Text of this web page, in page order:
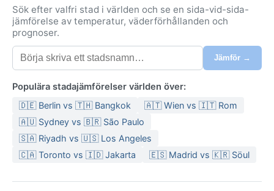
Sök efter valfri stad i världen och se en sida-vid-sida-
jämförelse av temperatur, väderförhållanden och
prognoser.
Jämför →
Populära stadajämförelser världen över:
🇩🇪 Berlin vs 🇹🇭 Bangkok
🇦🇹 Wien vs 🇮🇹 Rom
🇦🇺 Sydney vs 🇧🇷 São Paulo
🇸🇦 Riyadh vs 🇺🇸 Los Angeles
🇨🇦 Toronto vs 🇮🇩 Jakarta
🇪🇸 Madrid vs 🇰🇷 Söul